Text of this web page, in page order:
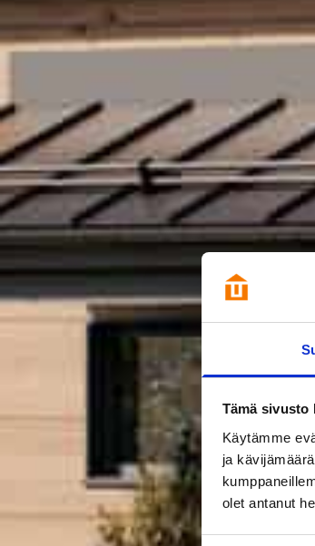
Tämä sivusto
Käytämme
ja
olet antanut